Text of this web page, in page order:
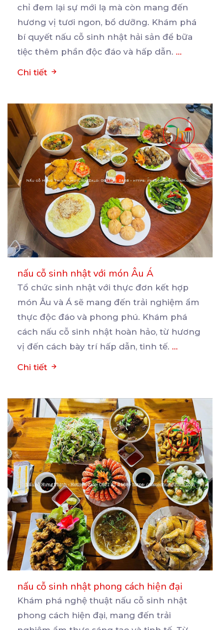
chỉ đem lại sự mới lạ mà còn mang đến
hương vị tươi ngon, bổ dưỡng. Khám phá
bí quyết nấu cỗ sinh nhật hải sản để bữa
tiệc thêm phần độc đáo và hấp dẫn. ...
Chi tiết
nấu cỗ sinh nhật với món Âu Á
Tổ chức sinh nhật với thực đơn kết hợp
món Âu và Á sẽ mang đến trải nghiệm ẩm
thực độc đáo và phong phú. Khám phá
cách nấu cỗ sinh nhật hoàn hảo, từ hương
vị đến cách bày trí hấp dẫn, tinh tế. ...
Chi tiết
nấu cỗ sinh nhật phong cách hiện đại
Khám phá nghệ thuật nấu cỗ sinh nhật
phong cách hiện đại, mang đến trải